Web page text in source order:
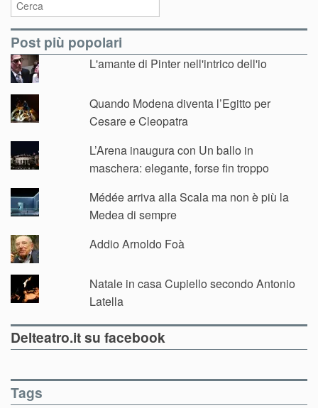
Post più popolari
L'amante di Pinter nell'intrico dell'io
Quando Modena diventa l’Egitto per
Cesare e Cleopatra
L’Arena inaugura con Un ballo in
maschera: elegante, forse fin troppo
Médée arriva alla Scala ma non è più la
Medea di sempre
Addio Arnoldo Foà
Natale in casa Cupiello secondo Antonio
Latella
Delteatro.it su facebook
Tags